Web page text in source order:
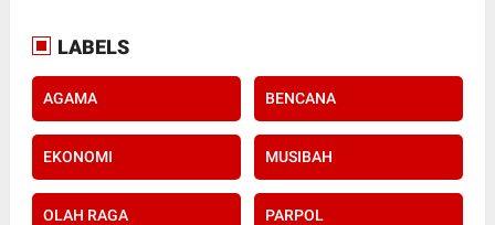
LABELS
AGAMA BENCANA
EKONOMI MUSIBAH
OLAH RAGA PARPOL